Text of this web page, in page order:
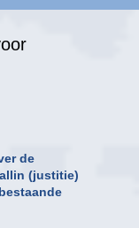
de
(justitie)